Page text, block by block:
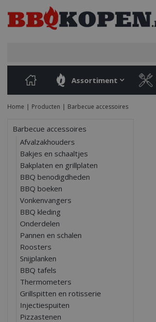
naar
content
Home Producten Barbecue accessoires
Assortiment
Barbecue accessoires
Afvalzakhouders
Bakjes en schaaltjes
Bakplaten en grillplaten
BBQ benodigdheden
BBQ boeken
Vonkenvangers
BBQ kleding
Onderdelen
Pannen en schalen
Roosters
Snijplanken
BBQ tafels
Thermometers
Grillspitten en rotisserie
Injectiespuiten
Pizzastenen